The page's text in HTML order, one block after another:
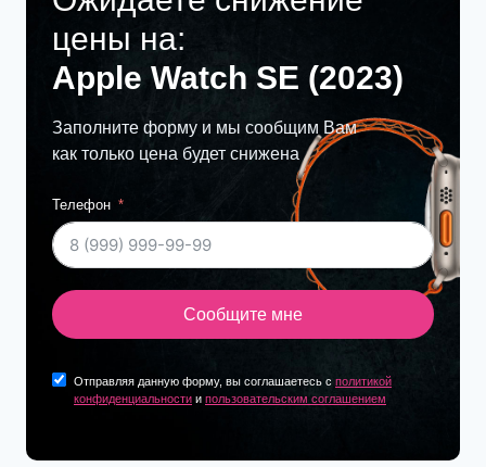
цены на:
Apple Watch SE (2023)
Заполните форму и мы сообщим Вам
как только цена будет снижена
Телефон
Сообщите мне
Отправляя данную форму, вы соглашаетесь с политикой
конфиденциальности и пользовательским соглашением